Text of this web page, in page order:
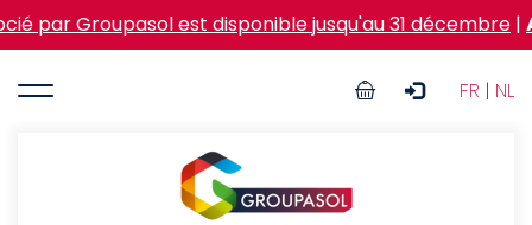
Skip
to
content
est disponible jusqu'au 31 décembre|Action
FR | NL
User
Groupasol